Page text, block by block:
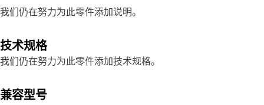
我们仍在努力为此零件添加说明。
技术规格
我们仍在努力为此零件添加技术规格。
兼容型号